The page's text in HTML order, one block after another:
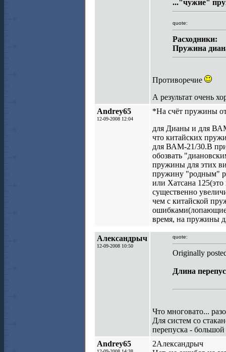
..."чужие"
quote:
Расходники:
Пружина
Противоречие
А результат очень
Andrey65
12-09-2008 12:04
*На счёт пружины
для Дианы и для
что китайских
для ВАМ-21/30.В
обозвать
пружины для этих
пружину "родным"
или Хатсана
существенно
чем с китайской
время, на пружины
Александрыч
12-09-2008 10:50
quote:
Originally
Длина
Что многовато...
Для систем со
перепуска -
Andrey65
2Александрыч